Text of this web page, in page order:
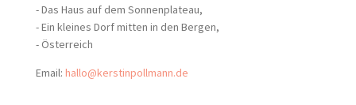
- Das Haus auf dem Sonnenplateau,
- Ein kleines Dorf mitten in den Bergen,
- Österreich
Email: hallo@kerstinpollmann.de